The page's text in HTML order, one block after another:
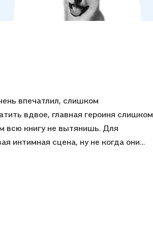
впечатлил, слишком
вдвое, главная героиня слишком
всю книгу не вытянишь. Для
интимная сцена, ну не когда они